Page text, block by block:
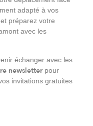
adapté à vos
préparez votre
avec les
échanger avec les
newsletterpour
invitations gratuites